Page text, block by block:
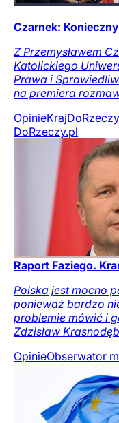
Czarnek:
Z Przemysławem
Katolickiego
Prawa i
na premiera
OpinieKraj
DoRzeczy.pl
Raport Faziego.
Polska jest mocno
ponieważ bardzo
problemie mówić i
Zdzisław
OpinieObserwator